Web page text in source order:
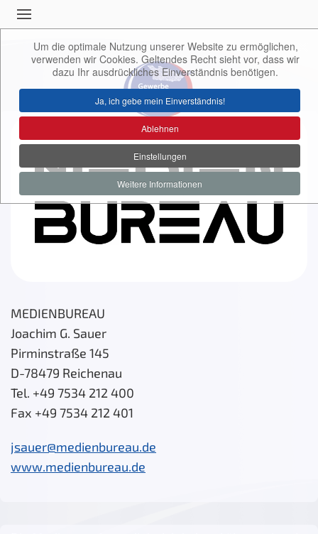
MEDIENBUREAU
Joachim G. Sauer
Pirminstraße 145
D-78479 Reichenau
Tel. +49 7534 212 400
Fax +49 7534 212 401
jsauer@medienbureau.de
www.medienbureau.de
Um die optimale Nutzung unserer Website zu ermöglichen,
verwenden wir Cookies. Geltendes Recht sieht vor, dass wir
dazu Ihr ausdrückliches Einverständnis benötigen.
Ja, ich gebe mein Einverständnis!
Ablehnen
Einstellungen
Weitere Informationen